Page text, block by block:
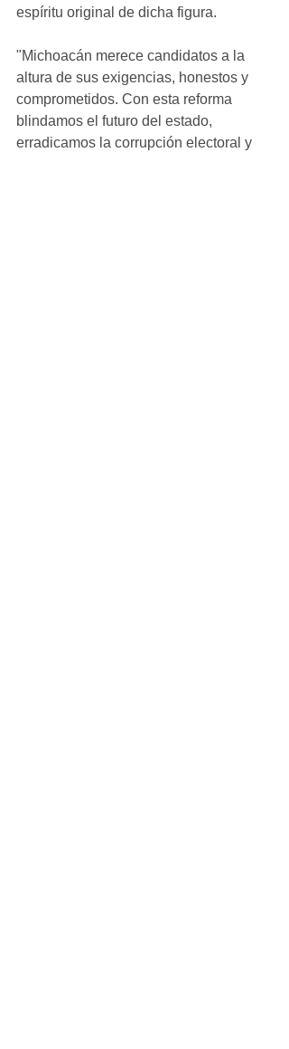
espíritu original de dicha figura.
"Michoacán merece candidatos a la
altura de sus exigencias, honestos y
comprometidos. Con esta reforma
blindamos el futuro del estado,
erradicamos la corrupción electoral y